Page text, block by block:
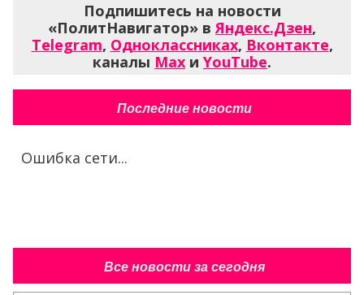
Подпишитесь на новости
«ПолитНавигатор» вЯндекс.Дзен,
Telegram, Одноклассниках, Вконтакте,
каналы Max и YouTube.
Последние новости
Ошибка сети...
Все новости за сегодня